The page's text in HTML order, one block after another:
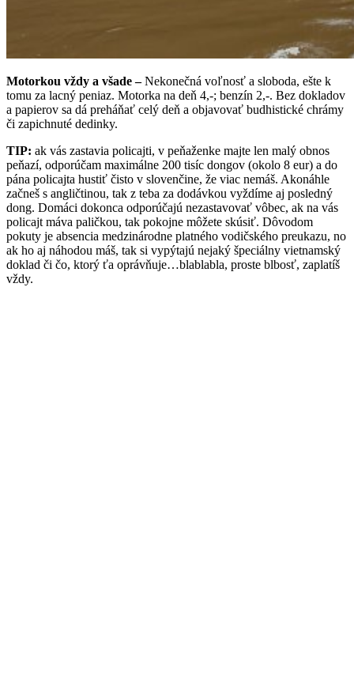
Motorkou vždy a všade –Nekonečná voľnosť a sloboda, ešte k
tomu za lacný peniaz. Motorka na deň 4,-; benzín 2,-. Bez dokladov
a papierov sa dá preháňať celý deň a objavovať budhistické chrámy
či zapichnuté dedinky.
TIP: ak vás zastavia policajti, v peňaženke majte len malý obnos
peňazí, odporúčam maximálne 200 tisíc dongov (okolo 8 eur) a do
pána policajta hustiť čisto v slovenčine, že viac nemáš. Akonáhle
začneš s angličtinou, tak z teba za dodávkou vyždíme aj posledný
dong. Domáci dokonca odporúčajú nezastavovať vôbec, ak na vás
policajt máva paličkou, tak pokojne môžete skúsiť. Dôvodom
pokuty je absencia medzinárodne platného vodičského preukazu, no
ak ho aj náhodou máš, tak si vypýtajú nejaký špeciálny vietnamský
doklad či čo, ktorý ťa oprávňuje…blablabla, proste blbosť, zaplatíš
vždy.